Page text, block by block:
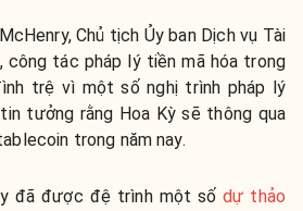
Chủ tịch Ủy ban Dịch vụ Tài
công tác pháp lý tiền mã hóa trong
trệ vì một số nghị trình pháp lý
tưởng rằng Hoa Kỳ sẽ thông qua
trong năm nay.
đã được đệ trình một sốdự thảo